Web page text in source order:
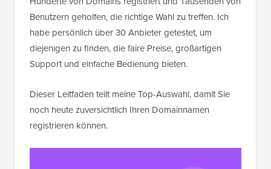
Benutzern geholfen, die richtige Wahl zu treffen. Ich
habe persönlich über 30 Anbieter getestet, um
diejenigen zu finden, die faire Preise, großartigen
Support und einfache Bedienung bieten.
Dieser Leitfaden teilt meine Top-Auswahl, damit Sie
noch heute zuversichtlich Ihren Domainnamen
registrieren können.